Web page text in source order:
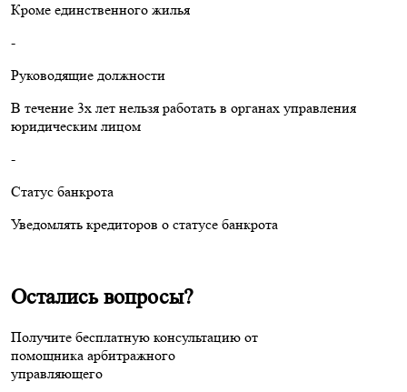
Кроме единственного жилья
-
Руководящие должности
В течение 3х лет нельзя работать в органах управления
юридическим лицом
-
Статус банкрота
Уведомлять кредиторов о статусе банкрота
Остались вопросы?
Получите бесплатную консультацию от
помощника арбитражного
управляющего